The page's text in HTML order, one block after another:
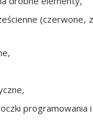
(czerwone,
programowania